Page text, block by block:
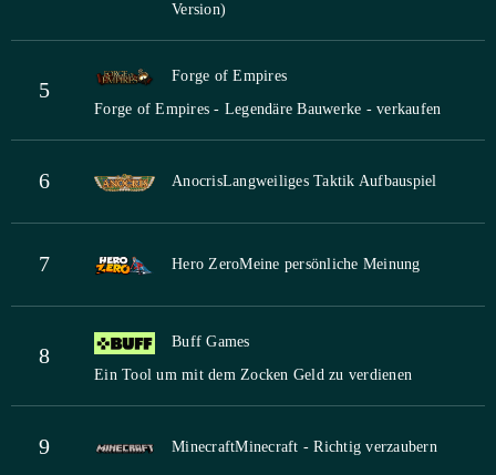
Version)
5
Forge of Empires
Forge of Empires - Legendäre Bauwerke - verkaufen
6 AnocrisLangweiliges Taktik Aufbauspiel
7 Hero ZeroMeine persönliche Meinung
8
Buff Games
Ein Tool um mit dem Zocken Geld zu verdienen
9 MinecraftMinecraft - Richtig verzaubern